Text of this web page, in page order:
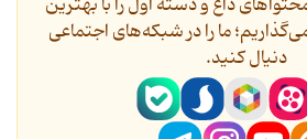
ما را در شبکه‌های اجتماعی
دنیال کنید.